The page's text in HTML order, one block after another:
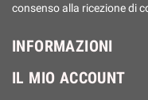
consenso alla ricezione di
INFORMAZIONI
IL MIO ACCOUNT